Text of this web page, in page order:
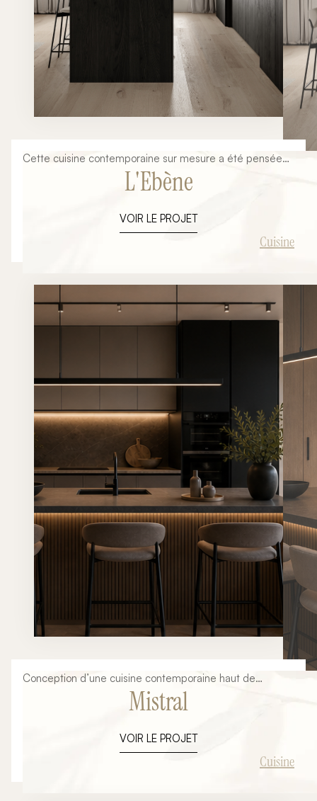
Cette cuisine contemporaine sur mesure a été pensée
dans une approche minimaliste et architecturale mêlant
lignes épurées, matériaux nobles et ambiance
élégant et fonctionnel parfaitement intégré à
l’architecture intérieure du lieu tout en mettant en valeur
d’un îlot central, cette cuisine devient un véritable
espace de vie ouvert et convivial.
L'Ebène
VOIR LE PROJET
Cuisine
Conception d’une cuisine contemporaine haut de
gamme mêlant lignes minimalistes, matières naturelles,
éclairages architecturaux et finitions premium. Un projet
Mistral
VOIR LE PROJET
Cuisine